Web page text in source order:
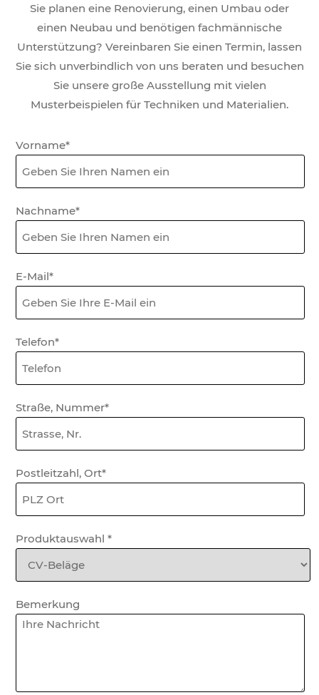
Sie planen eine Renovierung, einen Umbau oder
einen Neubau und benötigen fachmännische
Unterstützung? Vereinbaren Sie einen Termin, lassen
Sie sich unverbindlich von uns beraten und besuchen
Sie unsere große Ausstellung mit vielen
Musterbeispielen für Techniken und Materialien.
Formular
Vorname*
Nachname*
E-Mail*
Telefon*
Straße, Nummer*
Postleitzahl, Ort*
Produktauswahl *
Bemerkung